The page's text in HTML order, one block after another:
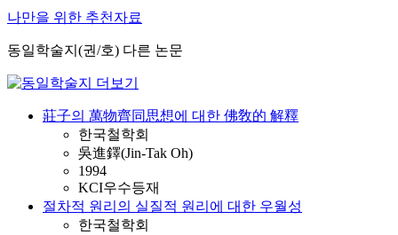
나만을 위한 추천자료
동일학술지(권/호) 다른 논문
莊子의 萬物齊同思想에 대한 佛敎的 解釋
한국철학회
吳進鐸(Jin-Tak Oh)
1994
KCI우수등재
절차적 원리의 실질적 원리에 대한 우월성
한국철학회